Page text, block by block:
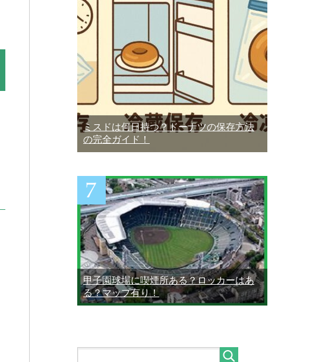
ミスドは何日持つ？ドーナツの保存方法
の完全ガイド！
甲子園球場に喫煙所ある？ロッカーはあ
る？マップ有り！